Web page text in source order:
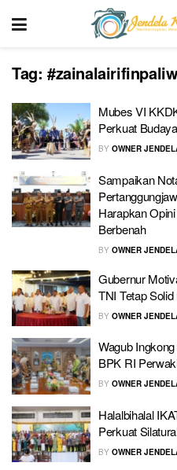
Tag:
Mubes VI
Perkuat Budaya
BY OWNER
Sampaikan
Harapkan
Berbenah
BY OWNER
Gubernur
TNI Tetap
BY OWNER
Wagub
BPK RI
BY OWNER
Halalbihalal
Perkuat
BY OWNER